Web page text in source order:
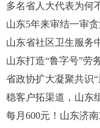
多名省人大代表为何
山东5年来审结一审
山东省社区卫生服务
山东打造“鲁字号”劳
省政协扩大凝聚共识
稳客户拓渠道，山东
每月600元！山东济